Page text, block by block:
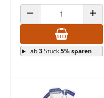
ANZAHL VERRINGERN
ab3Stück5% sparen